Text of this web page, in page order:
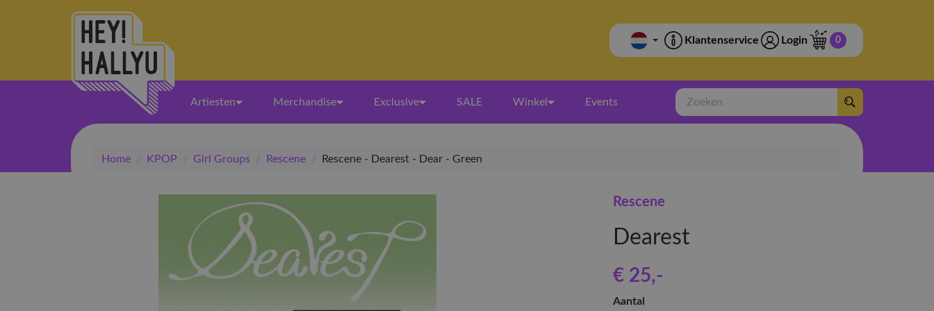
Klantenservice Login 0
Artiesten Merchandise Exclusive SALE Winkel Events
Zoeken
Home / KPOP / Girl Groups / Rescene / Rescene - Dearest - Dear - Green
Rescene
Dearest
€ 25,-
Aantal